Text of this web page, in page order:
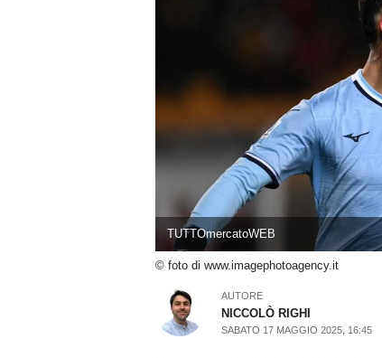
TUTTOmercatoWEB
© foto di www.imagephotoagency.it
AUTORE
NICCOLÒ RIGHI
SABATO 17 MAGGIO 2025, 16:45